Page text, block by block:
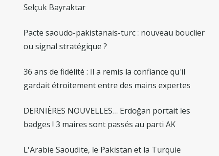
Selçuk Bayraktar
Pacte saoudo-pakistanais-turc : nouveau bouclier
ou signal stratégique ?
36 ans de fidélité : Il a remis la confiance qu'il
gardait étroitement entre des mains expertes
DERNIÈRES NOUVELLES… Erdoğan portait les
badges ! 3 maires sont passés au parti AK
L'Arabie Saoudite, le Pakistan et la Turquie